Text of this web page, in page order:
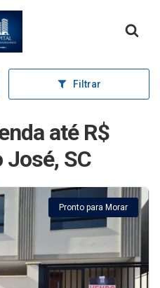
inicial
Filtrar
até R$
José, SC
Pronto para Morar